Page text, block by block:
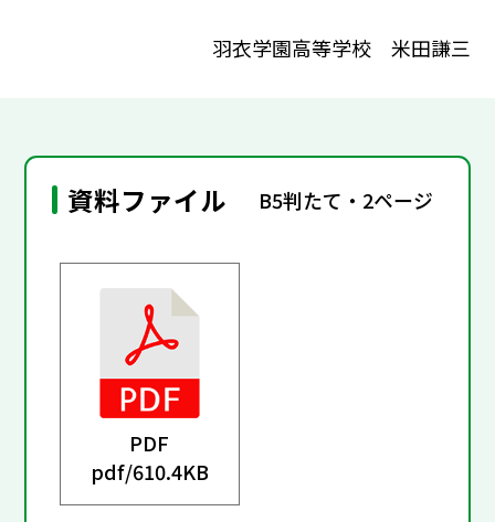
羽衣学園高等学校 米田謙三
資料ファイル B5判たて・2ページ
PDF
pdf/610.4KB